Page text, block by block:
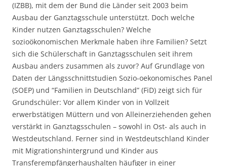
(IZBB), mit dem der Bund die Länder seit 2003 beim
Ausbau der Ganztagsschule unterstützt. Doch welche
Kinder nutzen Ganztagsschulen? Welche
sozioökonomischen Merkmale haben ihre Familien? Setzt
sich die Schülerschaft in Ganztagsschulen seit ihrem
Ausbau anders zusammen als zuvor? Auf Grundlage von
Daten der Längsschnittstudien Sozio-oekonomisches Panel
(SOEP) und “Familien in Deutschland” (FiD) zeigt sich für
Grundschüler: Vor allem Kinder von in Vollzeit
erwerbstätigen Müttern und von Alleinerziehenden gehen
verstärkt in Ganztagsschulen – sowohl in Ost- als auch in
Westdeutschland. Ferner sind in Westdeutschland Kinder
mit Migrationshintergrund und Kinder aus
Transferempfängerhaushalten häufiger in einer